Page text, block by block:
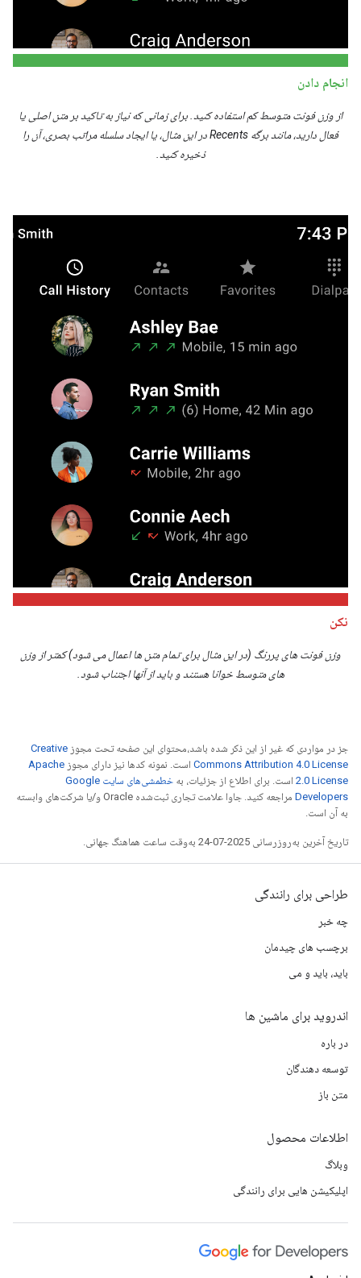
انجام دادن
از وزن فونت متوسط ​​کم استفاده کنید. برای زمانی که نیاز به تاکید بر متن اصلی یا
فعال دارید، مانند برگه Recents در این مثال، یا ایجاد سلسله مراتب بصری، آن را
ذخیره کنید.
نکن
وزن فونت های پررنگ (در این مثال برای تمام متن ها اعمال می شود) کمتر از وزن
های متوسط ​​خوانا هستند و باید از آنها اجتناب شود.
جز در مواردی که غیر از این ذکر شده باشد،‌محتوای این صفحه تحت مجوز Creative
Commons Attribution 4.0 License است. نمونه کدها نیز دارای مجوز Apache
2.0 License است. برای اطلاع از جزئیات، به
خطمشی‌های سایت Google
Developers‏
مراجعه کنید. جاوا علامت تجاری ثبت‌شده Oracle و/یا شرکت‌های وابسته
به آن است.
تاریخ آخرین به‌روزرسانی 2025-07-24 به‌وقت ساعت هماهنگ جهانی.
طراحی برای رانندگی
چه خبر
برچسب های چیدمان
باید، باید و می
اندروید برای ماشین ها
در باره
توسعه دهندگان
متن باز
اطلاعات محصول
وبلاگ
اپلیکیشن هایی برای رانندگی